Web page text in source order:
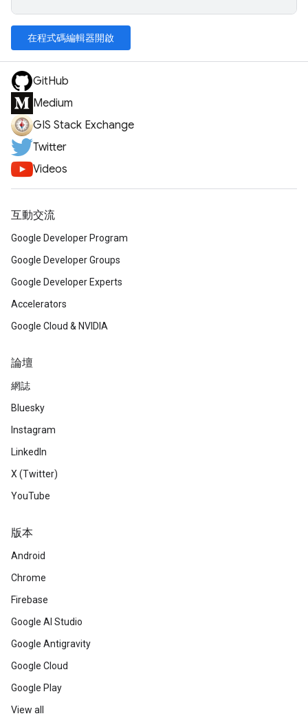
在程式碼編輯器開啟
GitHub
Medium
GIS Stack Exchange
Twitter
Videos
互動交流
Google Developer Program
Google Developer Groups
Google Developer Experts
Accelerators
Google Cloud & NVIDIA
論壇
網誌
Bluesky
Instagram
LinkedIn
X (Twitter)
YouTube
版本
Android
Chrome
Firebase
Google AI Studio
Google Antigravity
Google Cloud
Google Play
View all